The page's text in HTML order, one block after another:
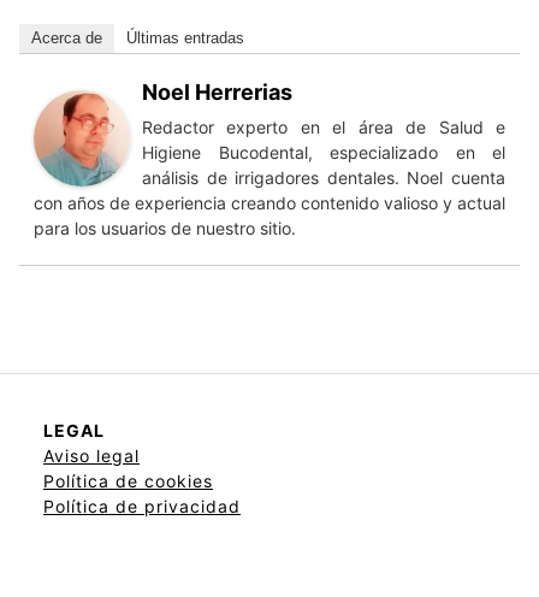
Acerca de Últimas entradas
Noel Herrerias
Redactor experto en el área de Salud e
Higiene Bucodental, especializado en el
análisis de irrigadores dentales. Noel cuenta
con años de experiencia creando contenido valioso y actual
para los usuarios de nuestro sitio.
LEGAL
Aviso legal
Política de cookies
Política de privacidad